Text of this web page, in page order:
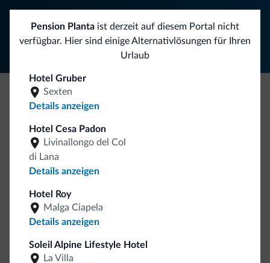
Pension Planta ist derzeit auf diesem Portal nicht
verfügbar. Hier sind einige Alternativlösungen für Ihren
Urlaub
Hotel Gruber
Sexten
Details anzeigen
Hotel Cesa Padon
Livinallongo del Col
di Lana
Details anzeigen
Hotel Roy
Malga Ciapela
Details anzeigen
Soleil Alpine Lifestyle Hotel
La Villa
Folgen Sie Dolomiti.it auf
Seien Sie originell, entdecken Sie die neue
Kollektion
So viele von Ihnen haben uns gefragt. Die neue Kollektion
von Dolomiti.it ist da!